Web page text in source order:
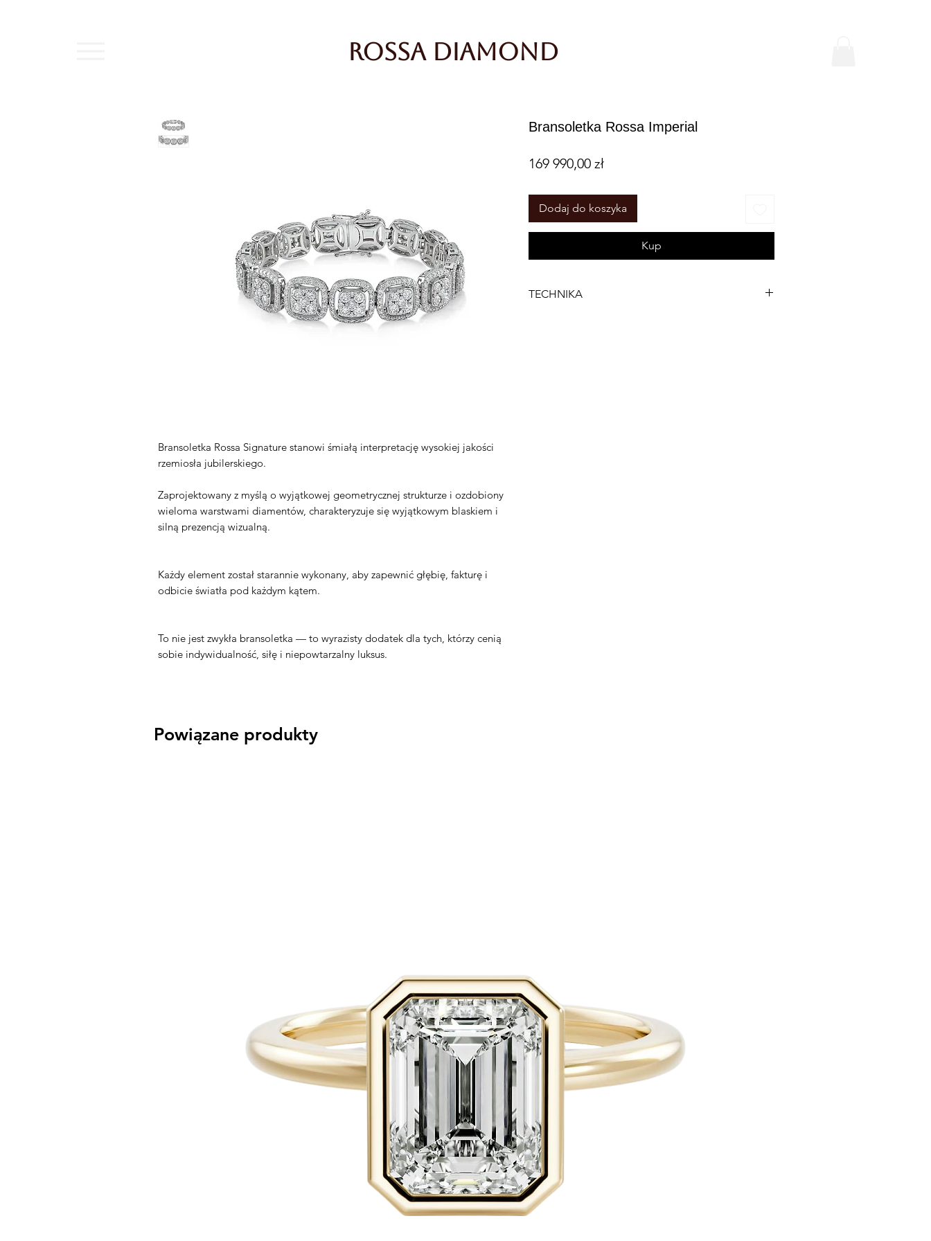
Rossa Diamond
Bransoletka Rossa Signature stanowi śmiałą interpretację wysokiej jakości
rzemiosła jubilerskiego.
Zaprojektowany z myślą o wyjątkowej geometrycznej strukturze i ozdobiony
wieloma warstwami diamentów, charakteryzuje się wyjątkowym blaskiem i
silną prezencją wizualną.
Każdy element został starannie wykonany, aby zapewnić głębię, fakturę i
odbicie światła pod każdym kątem.
To nie jest zwykła bransoletka — to wyrazisty dodatek dla tych, którzy cenią
sobie indywidualność, siłę i niepowtarzalny luksus.
Bransoletka Rossa Imperial
169 990,00 złCena
Dodaj do koszyka
Kup
TECHNIKA
Powiązane produkty